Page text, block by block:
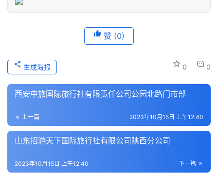
息
化
导
之
家
地
登录 注册
赞 (0)
0 0
生成海报
西安中旅国际旅行社有限责任公司公园北路门市部
上一篇 2023年10月15日 上午12:40
山东招游天下国际旅行社有限公司陕西分公司
下一篇
2023年10月15日 上午12:40